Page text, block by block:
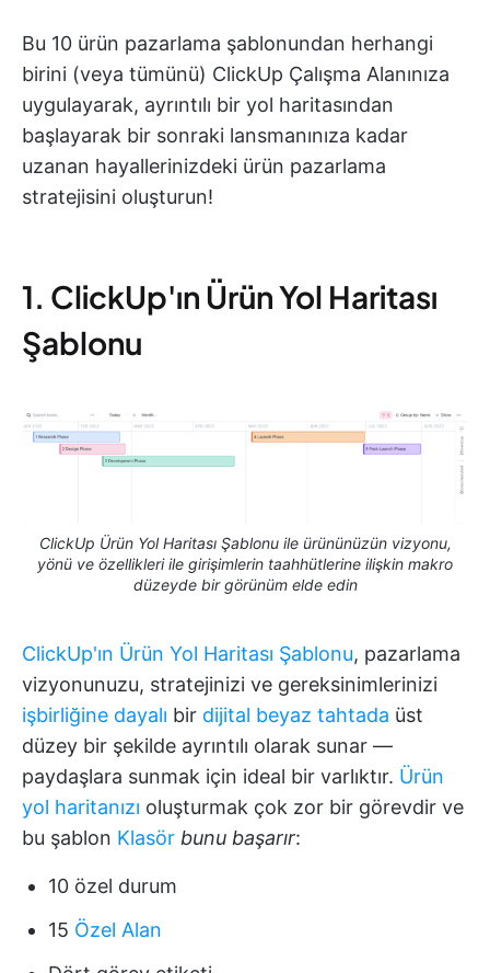
Bu 10 ürün pazarlama şablonundan herhangi
birini (veya tümünü) ClickUp Çalışma Alanınıza
uygulayarak, ayrıntılı bir yol haritasından
başlayarak bir sonraki lansmanınıza kadar
uzanan hayallerinizdeki ürün pazarlama
stratejisini oluşturun!
1. ClickUp'ın Ürün Yol Haritası
Şablonu
ClickUp Ürün Yol Haritası Şablonu ile ürününüzün vizyonu,
yönü ve özellikleri ile girişimlerin taahhütlerine ilişkin makro
düzeyde bir görünüm elde edin
ClickUp'ın Ürün Yol Haritası Şablonu, pazarlama
vizyonunuzu, stratejinizi ve gereksinimlerinizi
işbirliğine dayalı bir dijital beyaz tahtada üst
düzey bir şekilde ayrıntılı olarak sunar —
paydaşlara sunmak için ideal bir varlıktır. Ürün
yol haritanızı oluşturmak çok zor bir görevdir ve
bu şablon Klasör bunu başarır:
10 özel durum
15 Özel Alan